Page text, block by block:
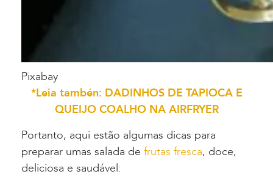
Pixabay
*Leia tambén: DADINHOS DE TAPIOCA E
QUEIJO COALHO NA AIRFRYER
Portanto, aqui estão algumas dicas para
preparar umas salada de frutas fresca, doce,
deliciosa e saudável: